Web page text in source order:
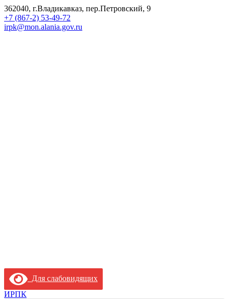
362040, г.Владикавказ, пер.Петровский, 9
+7 (867-2) 53-49-72
irpk@mon.alania.gov.ru
Для слабовидящих
ИРПК